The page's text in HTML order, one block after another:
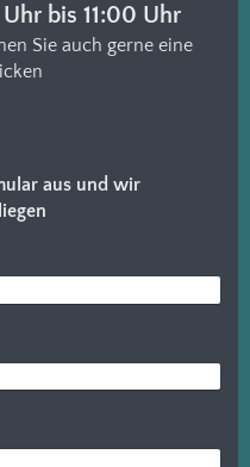
bis 11:00 Uhr
Sie auch gerne eine
aus und wir